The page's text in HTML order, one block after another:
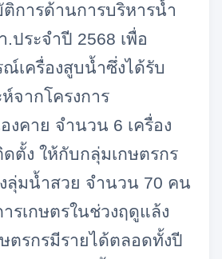
การด้านการบริหารน้ำ
ประจำปี 2568 เพื่อ
เครื่องสูบน้ำซึ่งได้รับ
จากโครงการ
คาย จำนวน 6 เครื่อง
ตั้ง ให้กับกลุ่มเกษตรกร
ลุ่มน้ำสวย จำนวน 70 คน
รเกษตรในช่วงฤดูแล้ง
ตรกรมีรายได้ตลอดทั้งปี